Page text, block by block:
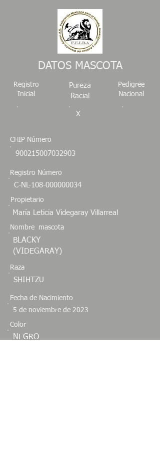
DATOS MASCOTA
Registro
Inicial
Pureza
Racial
X
Pedigree
Nacional
CHIP Número
900215007032903
Registro Número
C-NL-108-000000034
Propietario
María Leticia Videgaray Villarreal
Nombre mascota
BLACKY
(VIDEGARAY)
Raza
SHIHTZU
Fecha de Nacimiento
5 de noviembre de 2023
Color
NEGRO